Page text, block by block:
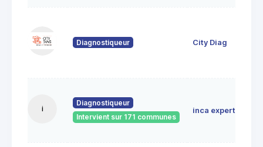
Diagnostiqueur City Diag
i
Diagnostiqueur
Intervient sur 171 communes
inca expertises